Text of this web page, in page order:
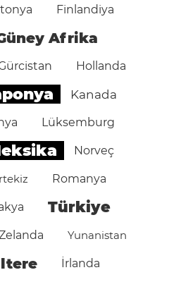
Finlandiya
Afrika
Hollanda
Kanada
Lüksemburg
Norveç
Romanya
Türkiye
Yunanistan
İrlanda